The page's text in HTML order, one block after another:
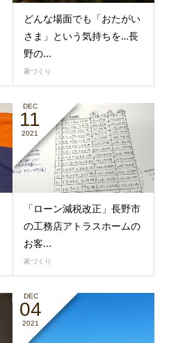
どんな場面でも「おたがい
さま」という気持ちを…長
野の...
家づくり
DEC
11
2021
「ローン減税改正」長野市
の工務店アトラスホームの
お客...
家づくり
DEC
04
2021